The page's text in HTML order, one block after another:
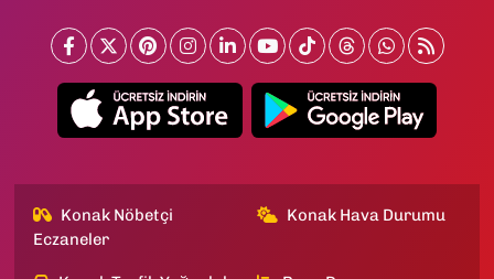
Konak Nöbetçi
Eczaneler
Konak Hava Durumu